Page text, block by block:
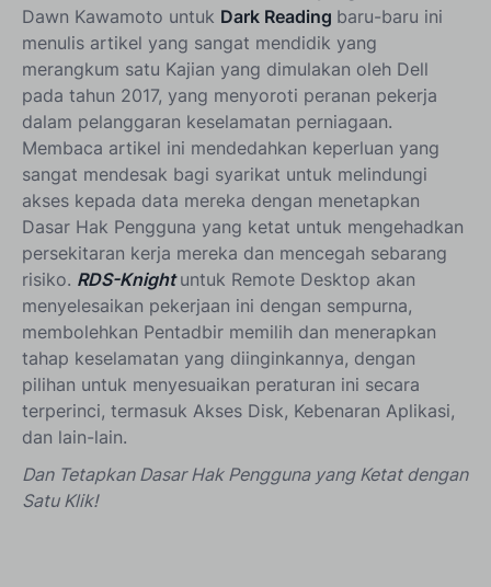
Dawn Kawamoto untuk Dark Reading baru-baru ini
menulis artikel yang sangat mendidik yang
merangkum satu Kajian yang dimulakan oleh Dell
pada tahun 2017, yang menyoroti peranan pekerja
dalam pelanggaran keselamatan perniagaan.
Membaca artikel ini mendedahkan keperluan yang
sangat mendesak bagi syarikat untuk melindungi
akses kepada data mereka dengan menetapkan
Dasar Hak Pengguna yang ketat untuk mengehadkan
persekitaran kerja mereka dan mencegah sebarang
risiko. RDS-Knightuntuk Remote Desktop akan
menyelesaikan pekerjaan ini dengan sempurna,
membolehkan Pentadbir memilih dan menerapkan
tahap keselamatan yang diinginkannya, dengan
pilihan untuk menyesuaikan peraturan ini secara
terperinci, termasuk Akses Disk, Kebenaran Aplikasi,
dan lain-lain.
Dan Tetapkan Dasar Hak Pengguna yang Ketat dengan
Satu Klik!